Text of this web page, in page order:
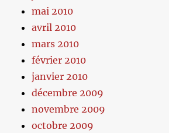
mai 2010
avril 2010
mars 2010
février 2010
janvier 2010
décembre 2009
novembre 2009
octobre 2009